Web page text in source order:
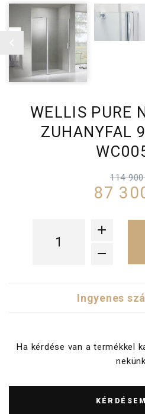
WELLIS PURE
ZUHANYFAL
114
87
Ingyenes
Ha kérdése van a termékkel